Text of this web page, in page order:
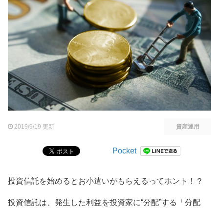
2019/9/19 更新 資産運用
Pocket
投資信託を始めるとお小遣いがもらえるってホント！？
投資信託は、発生した利益を投資家に“分配”する「分配